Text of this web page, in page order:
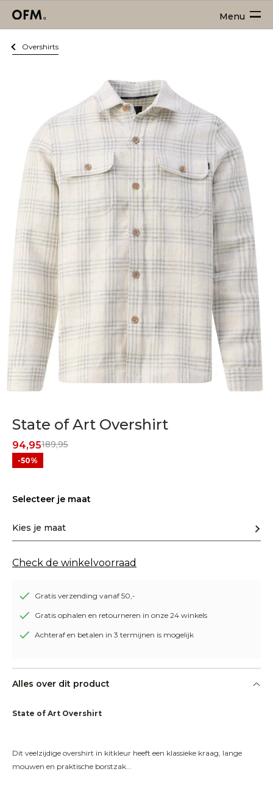
Menu
Overshirts
State of Art Overshirt
189,95
94,95
-50%
Selecteer je maat
Kies je maat
Check de winkelvoorraad
Gratis verzending vanaf 50,-
Gratis ophalen en retourneren in onze 24 winkels
Achteraf en betalen in 3 termijnen is mogelijk
Alles over dit product
State of Art Overshirt
Dit veelzijdige overshirt in kitkleur heeft een klassieke kraag, lange
mouwen en praktische borstzak...